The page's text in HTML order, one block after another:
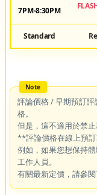
7PM-8:30PM
Standard
評論價格 / 早期預訂
格。
但是，這不適用於禁
**評論價格在線上預
例如，如果您想保持
工作人員。
有關最新定價，請參